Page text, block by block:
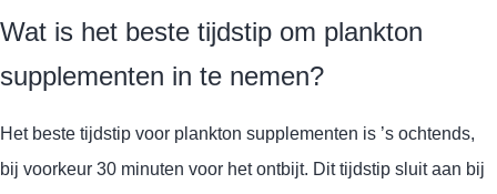
Wat is het beste tijdstip om plankton
supplementen in te nemen?
Het beste tijdstip voor plankton supplementen is ’s ochtends,
bij voorkeur 30 minuten voor het ontbijt. Dit tijdstip sluit aan bij